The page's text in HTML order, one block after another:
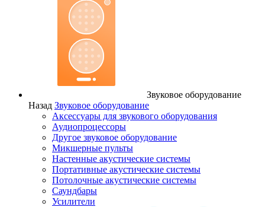
Звуковое оборудование
Назад Звуковое оборудование
Аксессуары для звукового оборудования
Аудиопроцессоры
Другое звуковое оборудование
Микшерные пульты
Настенные акустические системы
Портативные акустические системы
Потолочные акустические системы
Саундбары
Усилители